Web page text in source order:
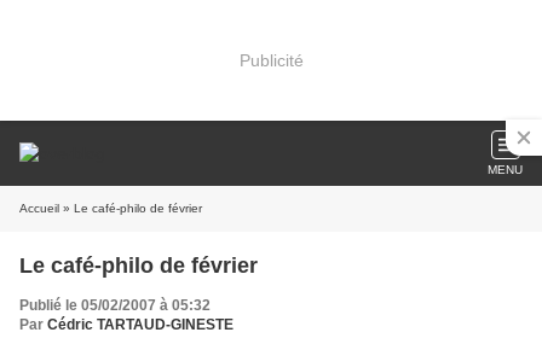
Publicité
MENU
Accueil » Le café-philo de février
Le café-philo de février
Publié le 05/02/2007 à 05:32
Par Cédric TARTAUD-GINESTE